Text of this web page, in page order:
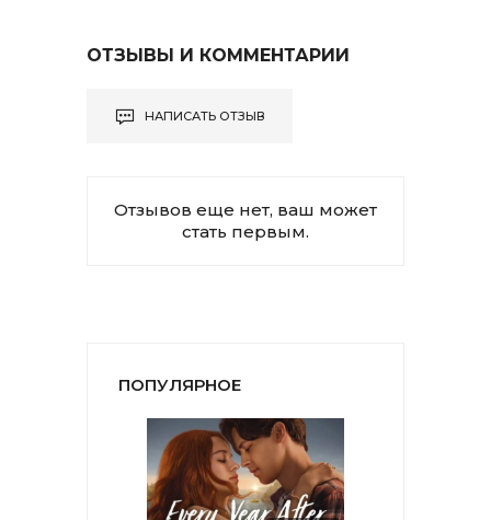
ОТЗЫВЫ И КОММЕНТАРИИ
НАПИСАТЬ ОТЗЫВ
Отзывов еще нет, ваш может
стать первым.
ПОПУЛЯРНОЕ